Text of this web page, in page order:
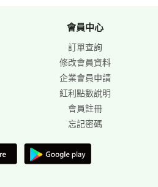
會員中心
訂單查詢
修改會員資料
企業會員申請
紅利點數說明
會員註冊
忘記密碼